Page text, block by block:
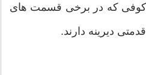
کوفی که در برخی قسمت های
دیرینه دارند.